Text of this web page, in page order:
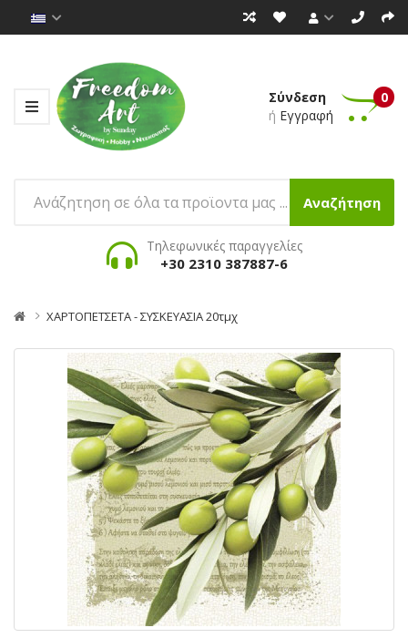
Σύνδεση
ή Εγγραφή
0
Αναζήτηση
Τηλεφωνικές παραγγελίες
+30 2310 387887-6
ΧΑΡΤΟΠΕΤΣΕΤΑ - ΣΥΣΚΕΥΑΣΙΑ 20τμχ